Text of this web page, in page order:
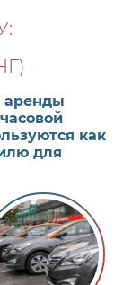
аренды
как
для